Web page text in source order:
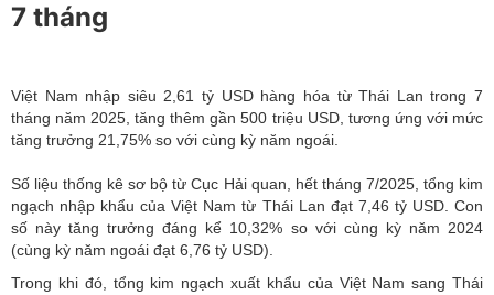
7 tháng
Việt Nam nhập siêu 2,61 tỷ USD hàng hóa từ Thái Lan trong 7
tháng năm 2025, tăng thêm gần 500 triệu USD, tương ứng với mức
tăng trưởng 21,75% so với cùng kỳ năm ngoái.
Số liệu thống kê sơ bộ từ Cục Hải quan, hết tháng 7/2025, tổng kim
ngạch nhập khẩu của Việt Nam từ Thái Lan đạt 7,46 tỷ USD. Con
số này tăng trưởng đáng kể 10,32% so với cùng kỳ năm 2024
(cùng kỳ năm ngoái đạt 6,76 tỷ USD).
Trong khi đó, tổng kim ngạch xuất khẩu của Việt Nam sang Thái